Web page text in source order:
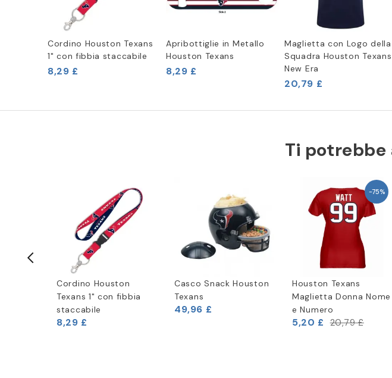
Cordino Houston Texans
1" con fibbia staccabile
8,29 £
Apribottiglie in Metallo
Houston Texans
8,29 £
Maglietta con Logo della
Squadra Houston Texans
New Era
20,79 £
Ti potrebbe
Cordino Houston
Texans 1" con fibbia
staccabile
8,29 £
Casco Snack Houston
Texans
49,96 £
-75%
Houston Texans
Maglietta Donna Nome
e Numero
5,20 £ 20,79 £